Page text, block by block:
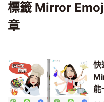
標籤 Mirror
章
快